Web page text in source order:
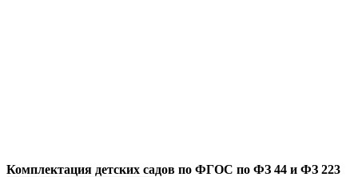
Комплектация детских садов по ФГОC по ФЗ 44 и ФЗ 223